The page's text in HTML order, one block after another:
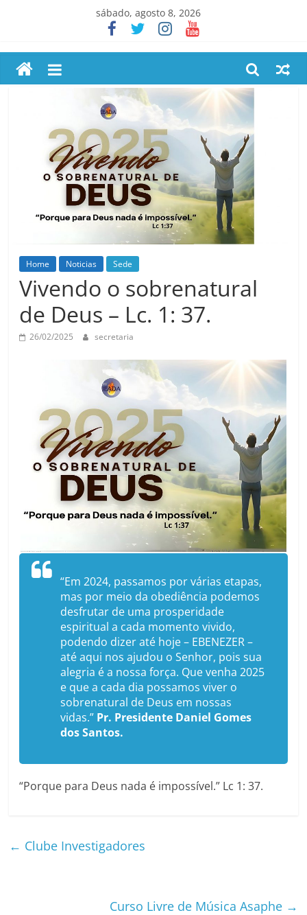
conteúdo
sábado, agosto 8, 2026
Home Noticias Sede
Vivendo o sobrenatural
de Deus – Lc. 1: 37.
26/02/2025 secretaria
“Em 2024, passamos por várias etapas,
mas por meio da obediência podemos
desfrutar de uma prosperidade
espiritual a cada momento vivido,
podendo dizer até hoje – EBENEZER –
até aqui nos ajudou o Senhor, pois sua
alegria é a nossa força. Que venha 2025
e que a cada dia possamos viver o
sobrenatural de Deus em nossas
vidas.” Pr. Presidente Daniel Gomes
dos Santos.
“Porque para Deus nada é impossível.” Lc 1: 37.
← Clube Investigadores
Curso Livre de Música Asaphe →